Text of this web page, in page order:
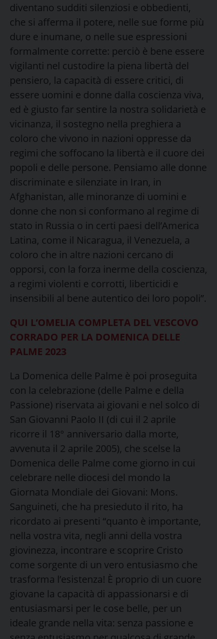
diventano sudditi silenziosi e obbedienti,
che si afferma il potere, nelle sue forme più
dure e inumane, o nelle sue espressioni
formalmente corrette: perciò è bene essere
vigilanti nel custodire la piena libertà del
pensiero, la capacità di essere critici, di
essere uomini e donne dalla coscienza viva,
ed è giusto far sentire la nostra solidarietà e
vicinanza, il sostegno nella preghiera a
coloro che vivono in nazioni oppresse da
regimi che soffocano la libertà e il cuore dei
popoli e delle persone. Pensiamo alle donne
discriminate e silenziate in Iran, in
Afghanistan, alle minoranze di uomini e
donne che non si conformano al regime di
stato in Russia o in certi paesi dell’America
Latina, come il Nicaragua, il Venezuela, a
coloro che in altre nazioni cercano di
opporsi, con la forza inerme della coscienza,
a regimi violenti e corrotti, liberticidi e
insensibili al bene autentico dei loro popoli”.
QUI L’OMELIA COMPLETA DEL VESCOVO
CORRADO PER LA DOMENICA DELLE
PALME 2023
La Domenica delle Palme è poi proseguita
con la celebrazione (delle Palme e della
Passione) riservata ai giovani e nel solco di
San Giovanni Paolo II (di cui il 2 aprile
ricorre il 18° anniversario dalla morte,
avvenuta il 2 aprile 2005), che scelse la
Domenica delle Palme come giorno in cui
celebrare nelle diocesi del mondo la
Giornata Mondiale dei Giovani: Mons.
Sanguineti, che ha presieduto il rito, ha
ricordato ai presenti “quanto è importante,
nella vostra vita, negli anni della vostra
giovinezza, incontrare e scoprire Cristo
come sorgente di un vero entusiasmo che
trasforma l’esistenza! È proprio di un cuore
giovane la capacità di appassionarsi e di
entusiasmarsi per le cose belle, per un
ideale grande nella vita: senza passione e